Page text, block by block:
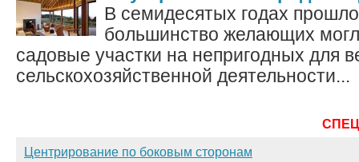
В семидесятых годах
большинство желающих
садовые участки на непригодных для
сельскохозяйственной деятельности...
Центрирование по боковым сторонам